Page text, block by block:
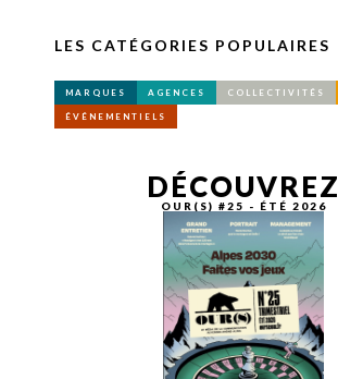
LES CATÉGORIES POPULAIRES
MARQUES AGENCES COLLECTIVITÉS
ÉVÉNEMENTIELS
DÉCOUVREZ
OUR(S) #25 - ÉTÉ 2026